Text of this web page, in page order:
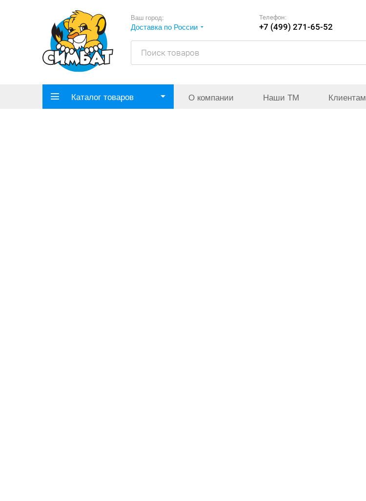
Ваш город:
Доставка по России
Телефон:
+7 (499) 271-65-52
Каталог товаров О компании Наши ТМ Клиентам